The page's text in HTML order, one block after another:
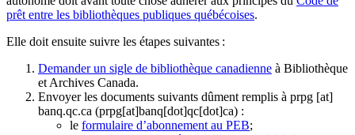
prêt entre les bibliothèques publiques québécoises.
Elle doit ensuite suivre les étapes suivantes :
Demander un sigle de bibliothèque canadienne à Bibliothèque
et Archives Canada.
Envoyer les documents suivants dûment remplis à prpg [at]
banq.qc.ca (prpg[at]banq[dot]qc[dot]ca) :
le formulaire d’abonnement au PEB;